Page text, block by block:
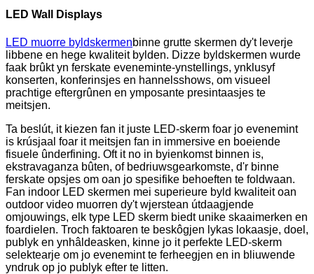
LED Wall Displays
LED muorre byldskermenbinne grutte skermen dy't leverje
libbene en hege kwaliteit bylden. Dizze byldskermen wurde
faak brûkt yn ferskate eveneminte-ynstellings, ynklusyf
konserten, konferinsjes en hannelsshows, om visueel
prachtige eftergrûnen en ymposante presintaasjes te
meitsjen.
Ta beslút, it kiezen fan it juste LED-skerm foar jo evenemint
is krúsjaal foar it meitsjen fan in immersive en boeiende
fisuele ûnderfining. Oft it no in byienkomst binnen is,
ekstravaganza bûten, of bedriuwsgearkomste, d'r binne
ferskate opsjes om oan jo spesifike behoeften te foldwaan.
Fan indoor LED skermen mei superieure byld kwaliteit oan
outdoor video muorren dy't wjerstean útdaagjende
omjouwings, elk type LED skerm biedt unike skaaimerken en
foardielen. Troch faktoaren te beskôgjen lykas lokaasje, doel,
publyk en ynhâldeasken, kinne jo it perfekte LED-skerm
selektearje om jo evenemint te ferheegjen en in bliuwende
yndruk op jo publyk efter te litten.